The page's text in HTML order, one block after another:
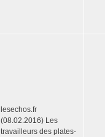
lesechos.fr
(08.02.2016) Les
travailleurs des plates-